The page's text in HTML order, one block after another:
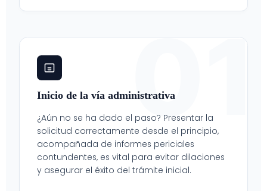
01
Inicio de la vía administrativa
¿Aún no se ha dado el paso? Presentar la
solicitud correctamente desde el principio,
acompañada de informes periciales
contundentes, es vital para evitar dilaciones
y asegurar el éxito del trámite inicial.